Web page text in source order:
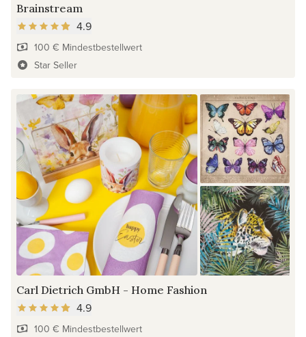
Brainstream
4.9
100 € Mindestbestellwert
Star Seller
Carl Dietrich GmbH - Home Fashion
4.9
100 € Mindestbestellwert